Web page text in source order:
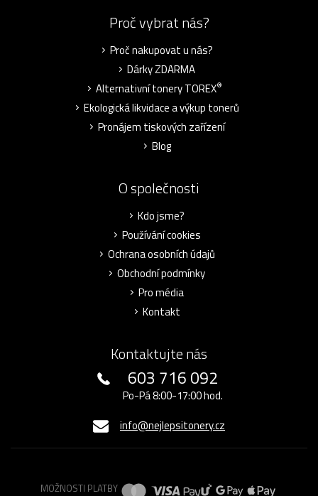
Proč vybrat nás?
Proč nakupovat u nás?
Dárky ZDARMA
Alternativní tonery TOREX®
Ekologická likvidace a výkup tonerů
Pronájem tiskových zařízení
Blog
O společnosti
Kdo jsme?
Používání cookies
Ochrana osobních údajů
Obchodní podmínky
Pro média
Kontakt
Kontaktujte nás
603 716 092
Po-Pá 8:00-17:00 hod.
info@nejlepsitonery.cz
MOŽNOSTI PLATBY